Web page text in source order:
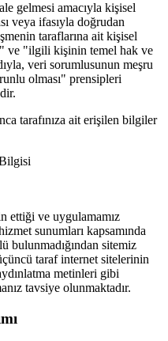
gelmesi amacıyla kişisel
veya ifasıyla doğrudan
taraflarına ait kişisel
ve "ilgili kişinin temel hak ve
veri sorumlusunun meşru
olması" prensipleri
tarafınıza ait erişilen bilgiler
ettiği ve uygulamamız
sunumları kapsamında
bulunmadığından sitemiz
taraf internet sitelerinin
metinleri gibi
tavsiye olunmaktadır.